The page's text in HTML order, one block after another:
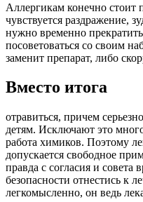
Аллергикам конечно стоит
чувствуется раздражение,
нужно временно
посоветоваться со своим
заменит препарат, либо
Вместо итога
отравиться, причем
детям. Исключают это
работа химиков. Поэтому
допускается свободное
правда с согласия и совета
безопасности отнестись к
легкомысленно, он ведь